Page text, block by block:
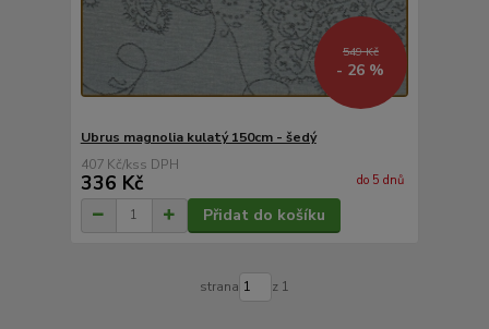
549 Kč
- 26 %
Ubrus magnolia kulatý 150cm - šedý
407 Kč/ks
336 Kč do 5 dnů
Přidat do košíku
strana z 1